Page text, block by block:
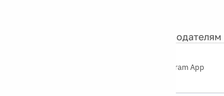
Рекламодателям
Telegram App